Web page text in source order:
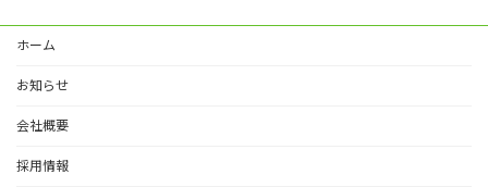
ホーム
お知らせ
会社概要
採用情報